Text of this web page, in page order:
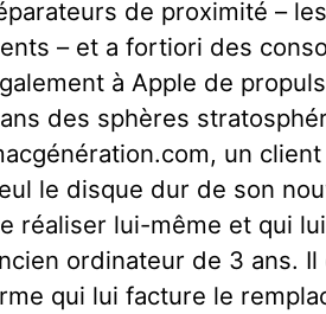
de proximité –
– et a fortiori des
à Apple de
des sphères
un
le disque dur de son
réaliser lui-même et qui
ordinateur de 3 ans.
qui lui facture le